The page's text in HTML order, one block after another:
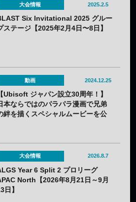
大会情報 2025.2.5
Six Invitational 2025 グルー
ステージ【2025年2月4日〜8日】
動画 2024.12.25
【Ubisoft ジャパン設立30周年！】
本ならではのパラパラ漫画で兄弟
絆を描くスペシャルムービーを公
大会情報 2026.8.7
Year 6 Split 2 プロリーグ
North【2026年8月21日～9月
日】